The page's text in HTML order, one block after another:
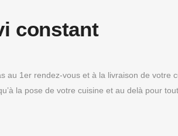
constant
au 1er rendez-vous et à la livraison de votre
la pose de votre cuisine et au delà pour